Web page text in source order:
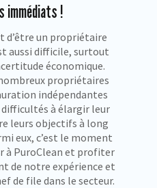
immédiats !
d’être un propriétaire
aussi difficile, surtout
économique.
propriétaires
indépendantes
à élargir leur
leurs objectifs à long
eux, c’est le moment
à PuroClean et profiter
de notre expérience et
de file dans le secteur.